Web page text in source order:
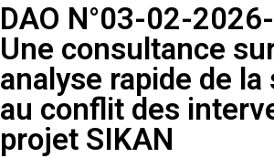
DAO N°03-02-
Une consultance
analyse rapide de
au conflit des
projet SIKAN